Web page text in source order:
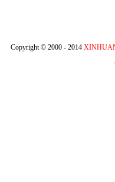
Copyright © 2000 - 2014